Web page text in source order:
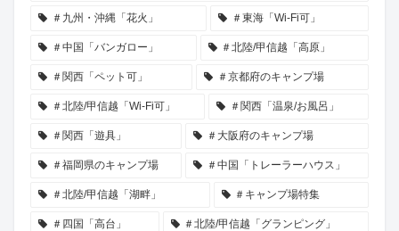
＃九州・沖縄「花火」 ＃東海「Wi-Fi可」
＃中国「バンガロー」 ＃北陸/甲信越「高原」
＃関西「ペット可」 ＃京都府のキャンプ場
＃北陸/甲信越「Wi-Fi可」 ＃関西「温泉/お風呂」
＃関西「遊具」 ＃大阪府のキャンプ場
＃福岡県のキャンプ場 ＃中国「トレーラーハウス」
＃北陸/甲信越「湖畔」 ＃キャンプ場特集
＃四国「高台」 ＃北陸/甲信越「グランピング」